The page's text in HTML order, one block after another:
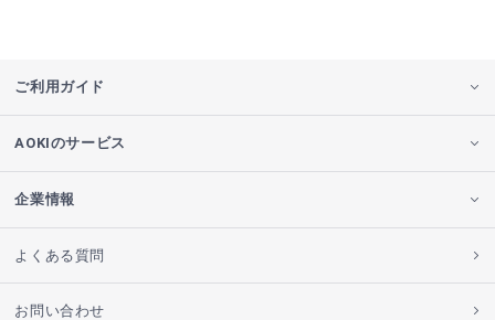
ご利用ガイド
AOKIのサービス
企業情報
よくある質問
お問い合わせ